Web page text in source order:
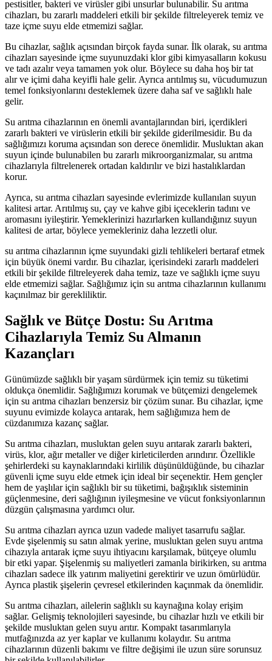
pestisitler, bakteri ve virüsler gibi unsurlar bulunabilir. Su arıtma
cihazları, bu zararlı maddeleri etkili bir şekilde filtreleyerek temiz ve
taze içme suyu elde etmemizi sağlar.
Bu cihazlar, sağlık açısından birçok fayda sunar. İlk olarak, su arıtma
cihazları sayesinde içme suyunuzdaki klor gibi kimyasalların kokusu
ve tadı azalır veya tamamen yok olur. Böylece su daha hoş bir tat
alır ve içimi daha keyifli hale gelir. Ayrıca arıtılmış su, vücudumuzun
temel fonksiyonlarını desteklemek üzere daha saf ve sağlıklı hale
gelir.
Su arıtma cihazlarının en önemli avantajlarından biri, içerdikleri
zararlı bakteri ve virüslerin etkili bir şekilde giderilmesidir. Bu da
sağlığımızı koruma açısından son derece önemlidir. Musluktan akan
suyun içinde bulunabilen bu zararlı mikroorganizmalar, su arıtma
cihazlarıyla filtrelenerek ortadan kaldırılır ve bizi hastalıklardan
korur.
Ayrıca, su arıtma cihazları sayesinde evlerimizde kullanılan suyun
kalitesi artar. Arıtılmış su, çay ve kahve gibi içeceklerin tadını ve
aromasını iyileştirir. Yemeklerinizi hazırlarken kullandığınız suyun
kalitesi de artar, böylece yemekleriniz daha lezzetli olur.
su arıtma cihazlarının içme suyundaki gizli tehlikeleri bertaraf etmek
için büyük önemi vardır. Bu cihazlar, içerisindeki zararlı maddeleri
etkili bir şekilde filtreleyerek daha temiz, taze ve sağlıklı içme suyu
elde etmemizi sağlar. Sağlığımız için su arıtma cihazlarının kullanımı
kaçınılmaz bir gerekliliktir.
Sağlık ve Bütçe Dostu: Su Arıtma
Cihazlarıyla Temiz Su Almanın
Kazançları
Günümüzde sağlıklı bir yaşam sürdürmek için temiz su tüketimi
oldukça önemlidir. Sağlığımızı korumak ve bütçemizi dengelemek
için su arıtma cihazları benzersiz bir çözüm sunar. Bu cihazlar, içme
suyunu evimizde kolayca arıtarak, hem sağlığımıza hem de
cüzdanımıza kazanç sağlar.
Su arıtma cihazları, musluktan gelen suyu arıtarak zararlı bakteri,
virüs, klor, ağır metaller ve diğer kirleticilerden arındırır. Özellikle
şehirlerdeki su kaynaklarındaki kirlilik düşünüldüğünde, bu cihazlar
güvenli içme suyu elde etmek için ideal bir seçenektir. Hem gençler
hem de yaşlılar için sağlıklı bir su tüketimi, bağışıklık sisteminin
güçlenmesine, deri sağlığının iyileşmesine ve vücut fonksiyonlarının
düzgün çalışmasına yardımcı olur.
Su arıtma cihazları ayrıca uzun vadede maliyet tasarrufu sağlar.
Evde şişelenmiş su satın almak yerine, musluktan gelen suyu arıtma
cihazıyla arıtarak içme suyu ihtiyacını karşılamak, bütçeye olumlu
bir etki yapar. Şişelenmiş su maliyetleri zamanla birikirken, su arıtma
cihazları sadece ilk yatırım maliyetini gerektirir ve uzun ömürlüdür.
Ayrıca plastik şişelerin çevresel etkilerinden kaçınmak da önemlidir.
Su arıtma cihazları, ailelerin sağlıklı su kaynağına kolay erişim
sağlar. Gelişmiş teknolojileri sayesinde, bu cihazlar hızlı ve etkili bir
şekilde musluktan gelen suyu arıtır. Kompakt tasarımlarıyla
mutfağınızda az yer kaplar ve kullanımı kolaydır. Su arıtma
cihazlarının düzenli bakımı ve filtre değişimi ile uzun süre sorunsuz